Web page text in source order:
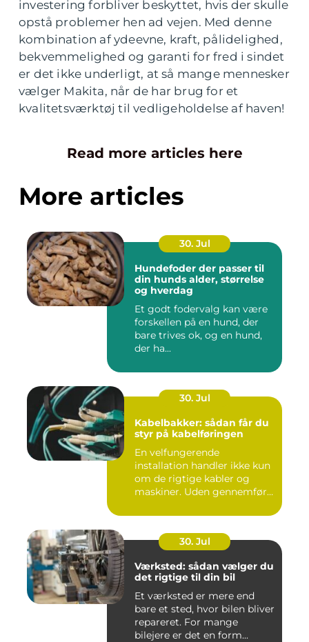
investering forbliver beskyttet, hvis der skulle
opstå problemer hen ad vejen. Med denne
kombination af ydeevne, kraft, pålidelighed,
bekvemmelighed og garanti for fred i sindet
er det ikke underligt, at så mange mennesker
vælger Makita, når de har brug for et
kvalitetsværktøj til vedligeholdelse af haven!
Read more articles here
More articles
30. Jul
Hundefoder der passer til
din hunds alder, størrelse
og hverdag
Et godt fodervalg kan være
forskellen på en hund, der
bare trives ok, og en hund,
der ha...
30. Jul
Kabelbakker: sådan får du
styr på kabelføringen
En velfungerende
installation handler ikke kun
om de rigtige kabler og
maskiner. Uden gennemført
30. Jul
Værksted: sådan vælger du
det rigtige til din bil
Et værksted er mere end
bare et sted, hvor bilen bliver
repareret. For mange
bilejere er det en form...